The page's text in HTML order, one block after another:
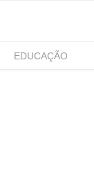
EDUCAÇÃO